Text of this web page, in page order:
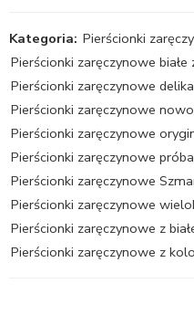
Kategoria: Pierścionki
Pierścionki zaręczynowe białe
Pierścionki zaręczynowe
Pierścionki zaręczynowe
Pierścionki zaręczynowe
Pierścionki zaręczynowe
Pierścionki zaręczynowe
Pierścionki zaręczynowe
Pierścionki zaręczynowe z
Pierścionki zaręczynowe z